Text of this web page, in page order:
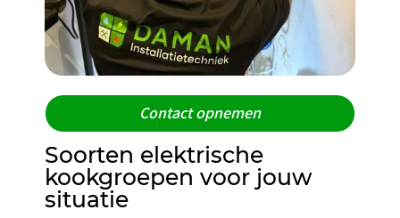
Contact opnemen
Soorten elektrische
kookgroepen voor jouw
situatie